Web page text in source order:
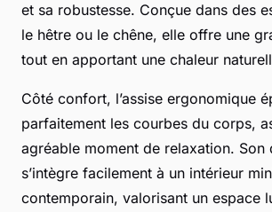
et sa robustesse. Conçue dans des
le hêtre ou le chêne, elle offre une
tout en apportant une chaleur
Côté confort, l’assise ergonomique
parfaitement les courbes du corps,
agréable moment de relaxation. Son
s’intègre facilement à un intérieur
contemporain, valorisant un espace